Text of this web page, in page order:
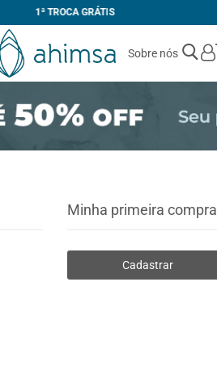
1ª TROCA GRÁTIS
Sobre nós
Minha primeira compra
Cadastrar